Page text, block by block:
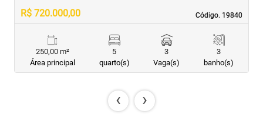
Código. 19840
Código. 19840
R$ 720.000,00
250,00 m²
Área principal
5
quarto(s)
3
Vaga(s)
3
banho(s)
‹ ›